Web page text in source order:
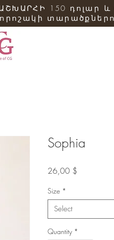
150 դոլար և
Sophia
26,00 $
Size *
Select
Quantity *